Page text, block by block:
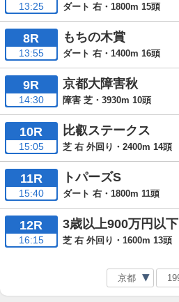
13:25 ダート 右・1800m 15頭
8R
13:55
もちの木賞
ダート 右・1400m 16頭
9R
14:30
京都大障害秋
障害 芝・3930m 10頭
10R
15:05
比叡ステークス
芝 右 外回り・2400m 14頭
11R
15:40
トパーズS
ダート 右・1800m 11頭
12R
16:15
3歳以上900万円以下
芝 右 外回り・1600m 13頭